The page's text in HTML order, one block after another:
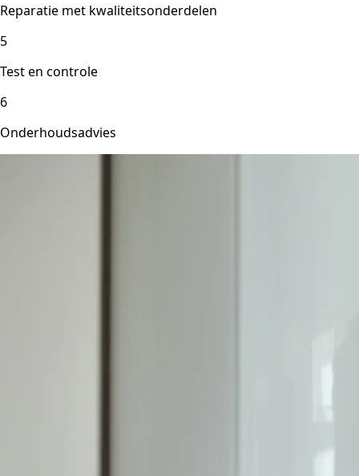
Reparatie met kwaliteitsonderdelen
5
Test en controle
6
Onderhoudsadvies